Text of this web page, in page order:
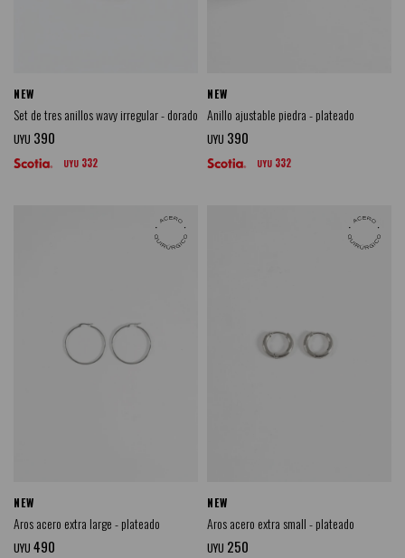
NEW
Set de tres anillos wavy irregular - dorado
UYU 390
UYU 332
NEW
Anillo ajustable piedra - plateado
UYU 390
UYU 332
NEW
Aros acero extra large - plateado
UYU 490
NEW
Aros acero extra small - plateado
UYU 250